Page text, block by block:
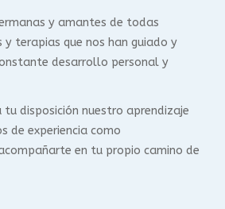
y amantes de todas
terapias que nos han guiado y
desarrollo personal y
tu disposición nuestro aprendizaje
de experiencia como
en tu propio camino de